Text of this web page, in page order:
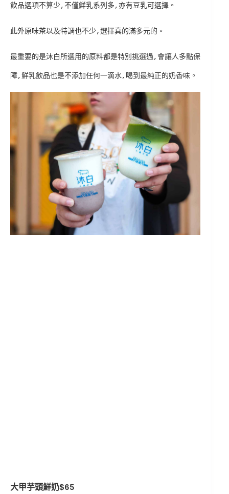
飲品選項不算少,不僅鮮乳系列多,亦有豆乳可選擇。
此外原味茶以及特調也不少,選擇真的滿多元的。
最重要的是沐白所選用的原料都是特別挑選過,會讓人多點保
障,鮮乳飲品也是不添加任何一滴水,喝到最純正的奶香味。
大甲芋頭鮮奶$65